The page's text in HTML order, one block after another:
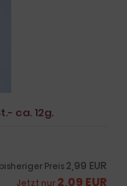
ca. 12g.
Preis 2,99 EUR
Jetzt nur 2,09 EUR